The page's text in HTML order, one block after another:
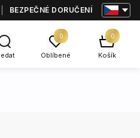
BEZPEČNÉ DORUČENÍ
0
Oblíbené
0
Košík